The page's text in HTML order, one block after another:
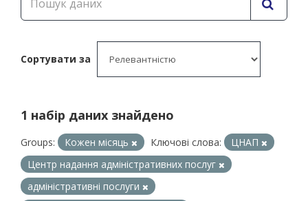
Сортувати за
1 набір даних знайдено
Groups: Кожен місяць Ключові слова:
ЦНАП
Центр надання адміністративних послуг
адміністративні послуги